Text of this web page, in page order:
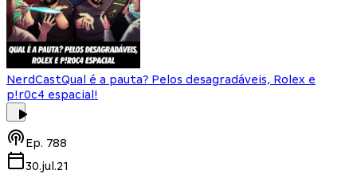
NerdCastQual é a pauta? Pelos desagradáveis, Rolex e
p!r0c4 espacial!
Ep. 788
30.jul.21